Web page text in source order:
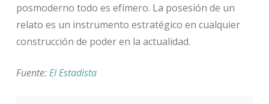
posmoderno todo es efímero. La posesión de un
relato es un instrumento estratégico en cualquier
construcción de poder en la actualidad.
Fuente:El Estadista